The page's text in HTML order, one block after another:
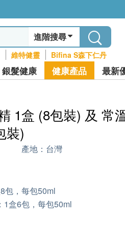
進階搜尋
維特健靈 Bifina S森下仁丹
銀髮健康 健康產品 最新
1盒 (8包裝) 及 常
裝)
產地： 台灣
包，每包50ml
1盒6包，每包50ml